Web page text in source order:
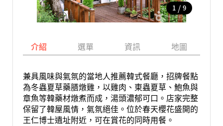
1 / 9
介紹 選單 資訊 地圖
兼具風味與氣氛的當地人推薦韓式餐廳，招牌餐點
為冬蟲夏草藥膳燉雞，以雞肉、東蟲夏草、鮑魚與
章魚等韓藥材燉煮而成，湯頭濃郁可口。店家完整
保留了韓屋風情，氣氛絕佳。位於春天櫻花盛開的
王仁博士遺址附近，可在賞花的同時用餐。